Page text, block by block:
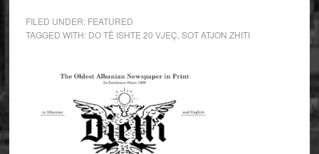
FILED UNDER: FEATURED
TAGGED WITH: DO TË ISHTE 20 VJEÇ SOT ATJON ZHITI